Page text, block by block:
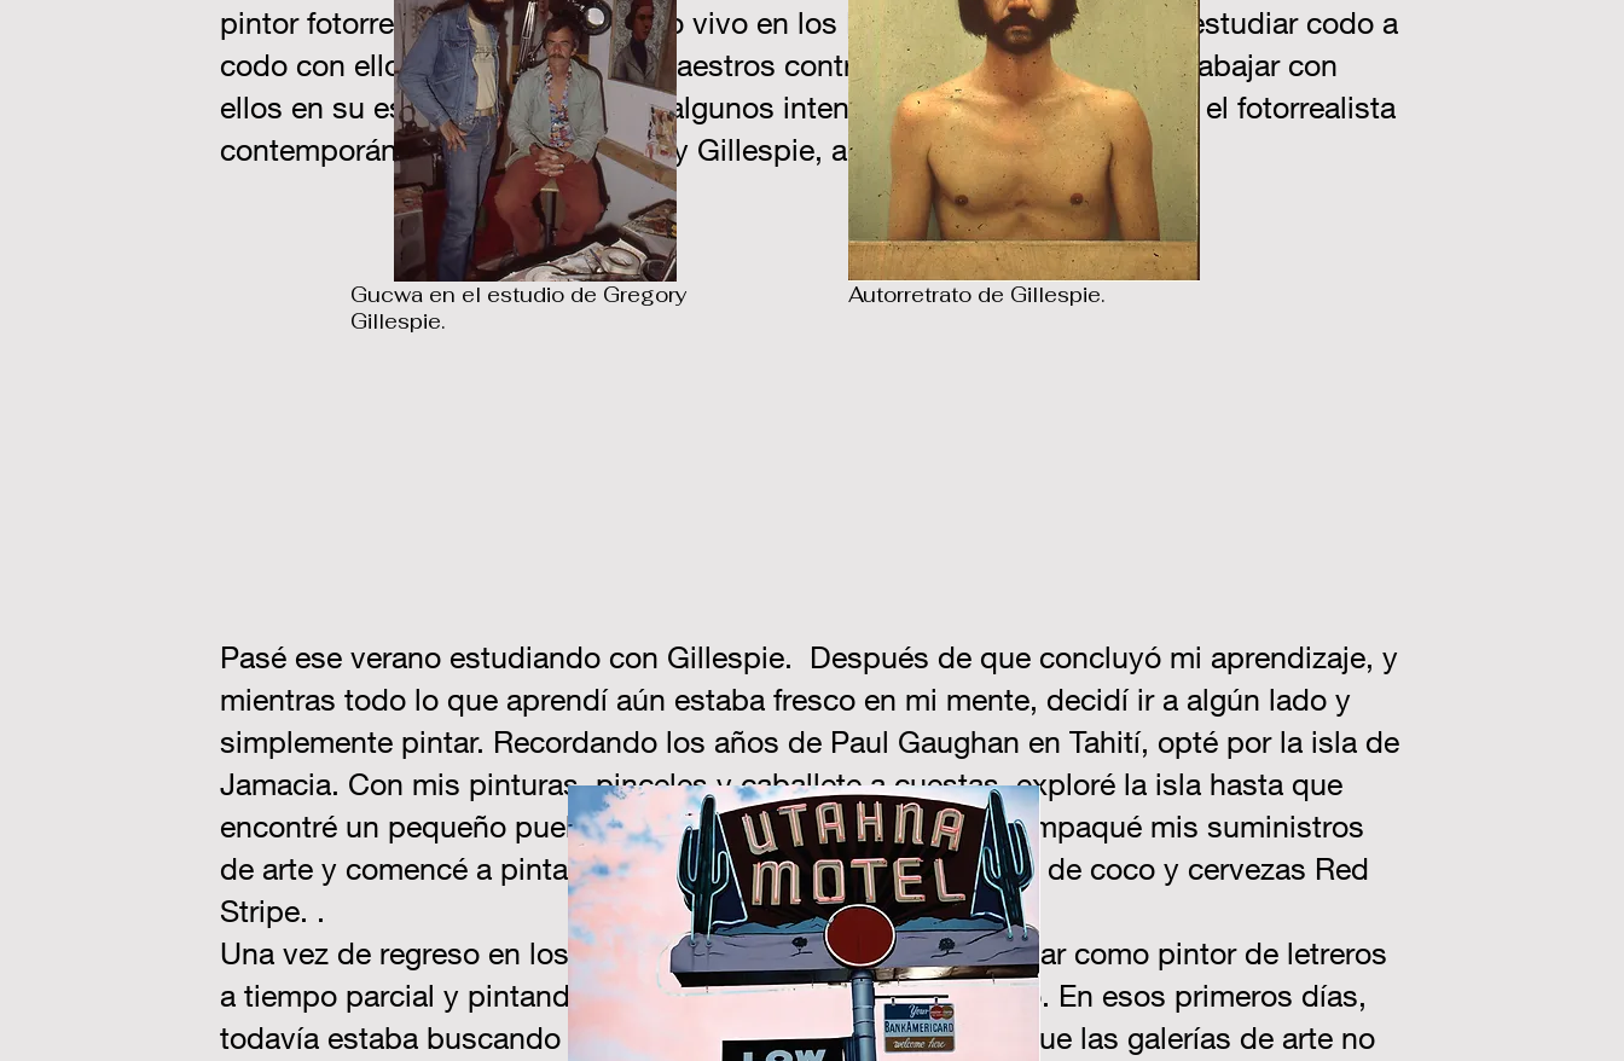
pintor fotorrealista contemporáneo vivo en los EE. UU. En un intento de estudiar codo a
codo con ellos (como los viejos maestros contrataban aprendices para trabajar con
ellos en su estudio). Después de algunos intentos, me emocioné cuando el fotorrealista
contemporáneo, el difunto Gregory Gillespie, aceptó mi propuesta.
Pasé ese verano estudiando con Gillespie.
Después de que concluyó mi aprendizaje, y
mientras todo lo que aprendí aún estaba fresco en mi mente, decidí ir a algún lado y
simplemente pintar. Recordando los años de Paul Gaughan en Tahití, opté por la isla de
Jamacia. Con mis pinturas, pinceles y caballete a cuestas, exploré la isla hasta que
encontré un pequeño pueblo sin turistas, alquilé una casa, empaqué mis suministros
de arte y comencé a pintar en el paraíso mientras bebía agua de coco y cervezas Red
Stripe. .
Una vez de regreso en los Estados Unidos, comencé a trabajar como pintor de letreros
a tiempo parcial y pintando lienzos la mayor parte del tiempo. En esos primeros días,
todavía estaba buscando mi estilo característico, sabiendo que las galerías de arte no
Gucwa en el estudio de Gregory
Gillespie.
Autorretrato de Gillespie.